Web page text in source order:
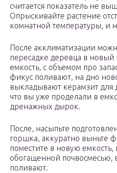
считается показатель не
Опрыскивайте растение
комнатной температуры, и
После акклиматизации
пересадке деревца в
емкость, с объемом про
фикус поливают, на дно
выкладывают керамзит для
что вы уже проделали в
дренажных дырок.
После, насыпьте
горшка, аккуратно выньте
поместите в новую емкость,
обогащенной почвосмесью,
поливают.